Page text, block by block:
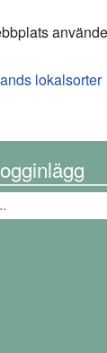
lokalsorter